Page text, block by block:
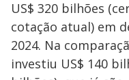
US$ 320 bilhões
cotação atual) em
2024. Na
investiu US$ 140